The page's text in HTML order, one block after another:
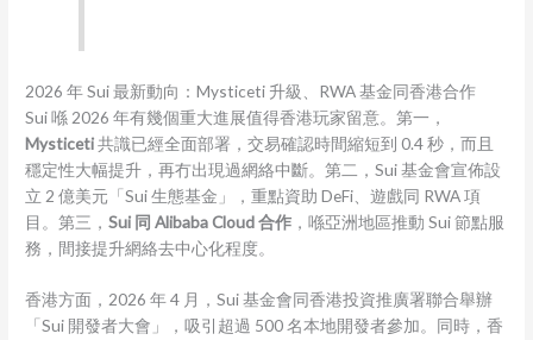
2026 年 Sui 最新動向：Mysticeti 升級、RWA 基金同香港合作
Sui 喺 2026 年有幾個重大進展值得香港玩家留意。第一，
Mysticeti共識已經全面部署，交易確認時間縮短到 0.4 秒，而且
穩定性大幅提升，再冇出現過網絡中斷。第二，Sui 基金會宣佈設
立 2 億美元「Sui 生態基金」，重點資助 DeFi、遊戲同 RWA 項
目。第三，Sui 同 Alibaba Cloud 合作 ，喺亞洲地區推動 Sui 節點服
務，間接提升網絡去中心化程度。
香港方面，2026 年 4 月，Sui 基金會同香港投資推廣署聯合舉辦
「Sui 開發者大會」，吸引超過 500 名本地開發者參加。同時，香